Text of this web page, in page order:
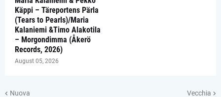
Käppi – Täreportens Pärla
(Tears to Pearls)/Maria
Kalaniemi &Timo Alakotila
– Morgondimma (Åkerö
Records, 2026)
August 05, 2026
Nuova Vecchia